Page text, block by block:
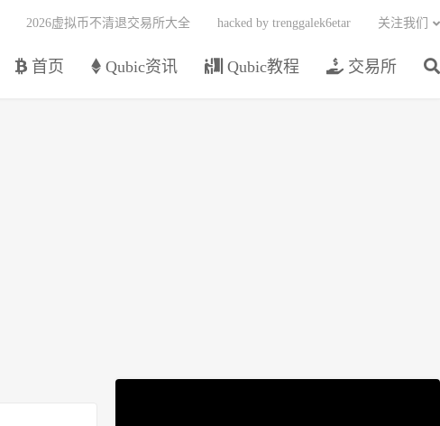
首页 Qubic资讯 Qubic教程 交易所
2026虚拟币不清退交易所大全 hacked by trenggalek6etar 关注我们